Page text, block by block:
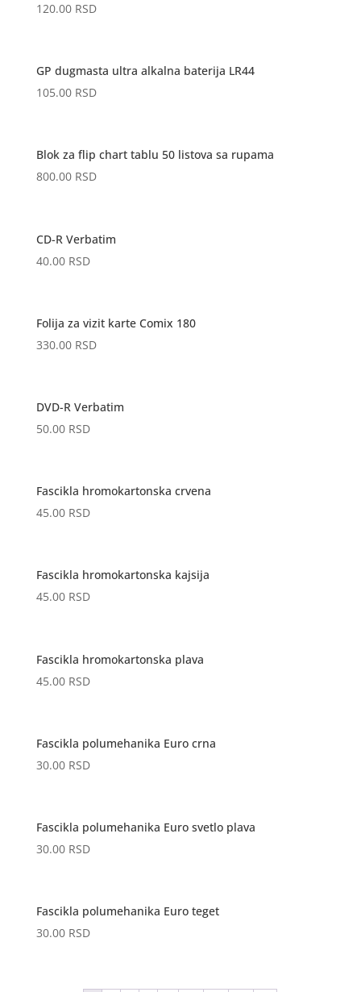
120.00RSD
GP dugmasta ultra alkalna baterija LR44
105.00RSD
Blok za flip chart tablu 50 listova sa rupama
800.00RSD
CD-R Verbatim
40.00RSD
Folija za vizit karte Comix 180
330.00RSD
DVD-R Verbatim
50.00RSD
Fascikla hromokartonska crvena
45.00RSD
Fascikla hromokartonska kajsija
45.00RSD
Fascikla hromokartonska plava
45.00RSD
Fascikla polumehanika Euro crna
30.00RSD
Fascikla polumehanika Euro svetlo plava
30.00RSD
Fascikla polumehanika Euro teget
30.00RSD